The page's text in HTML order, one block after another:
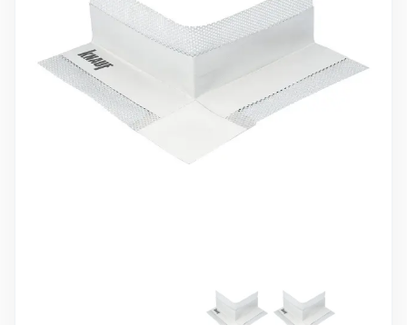
Минимальный заказ
+7(495) 988-86-47
sales@stroyholding.ru